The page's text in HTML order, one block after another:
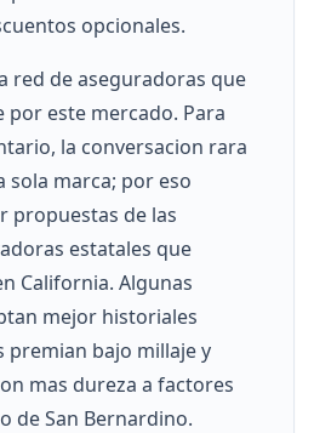
opcionales.
red de aseguradoras que
este mercado. Para
la conversacion rara
sola marca; por eso
propuestas de las
estatales que
California. Algunas
mejor historiales
premian bajo millaje y
mas dureza a factores
de San Bernardino.